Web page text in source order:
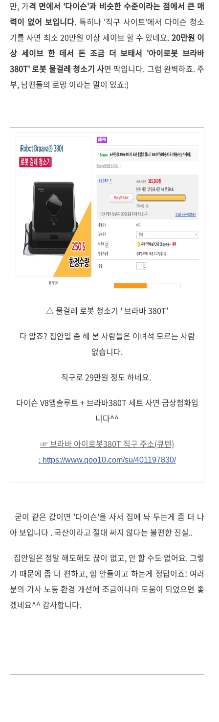
만, 가격 면에서 '다이슨'과 비슷한 수준이라는 점에서 큰 매
력이 없어 보입니다. 특히나 '직구 사이트'에서 다이슨 청소
기를 사면 최소 20만원 이상 세이브 할 수 있네요. 20만원 이
상 세이브 한 데서 돈 조금 더 보태서 '아이로봇 브라바
380T' 로봇 물걸레 청소기 사면 딱입니다. 그럼 완벽하죠. 주
부, 남편들의 로망 이라는 말이 있죠:)
△ 물걸레 로봇 청소기 ' 브라바 380T'
다 알죠? 집안일 좀 해 본 사람들은 이녀석 모르는 사람
없습니다.
직구로 29만원 정도 하네요.
다이슨 V8앱솔루트 + 브라바380T 세트 사면 금상첨화입
니다^^
☞ 브라바 아이로봇380T 직구 주소(큐텐)
: https://www.qoo10.com/su/401197830/
굳이 같은 값이면 '다이슨'을 사서 집에 놔 두는게 좀 더 나
아 보입니다 . 국산이라고 절대 싸지 않다는 불편한 진실..
집안일은 정말 해도해도 끊이 없고, 안 할 수도 없어요. 그렇
기 때문에 좀 더 편하고, 힘 안들이고 하는게 정답이죠! 여러
분의 가사 노동 환경 개선에 조금이나마 도움이 되었으면 좋
겠네요^^ 감사합니다.